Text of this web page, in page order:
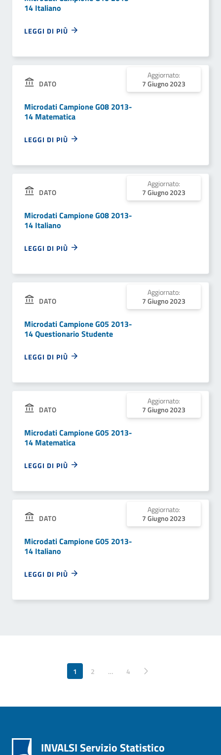
14 Italiano
LEGGI DI PIÙ
DATO
Aggiornato:
7 Giugno 2023
Microdati Campione G08 2013-
14 Matematica
LEGGI DI PIÙ
DATO
Aggiornato:
7 Giugno 2023
Microdati Campione G08 2013-
14 Italiano
LEGGI DI PIÙ
DATO
Aggiornato:
7 Giugno 2023
Microdati Campione G05 2013-
14 Questionario Studente
LEGGI DI PIÙ
DATO
Aggiornato:
7 Giugno 2023
Microdati Campione G05 2013-
14 Matematica
LEGGI DI PIÙ
DATO
Aggiornato:
7 Giugno 2023
Microdati Campione G05 2013-
14 Italiano
LEGGI DI PIÙ
1 2 … 4
Pagina successiva
INVALSI Servizio Statistico